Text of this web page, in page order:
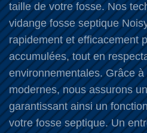
taille de votre fosse. Nos
vidange fosse septique
rapidement et efficacement
accumulées, tout en
environnementales. Grâce
modernes, nous assurons
garantissant ainsi un
votre fosse septique. Un